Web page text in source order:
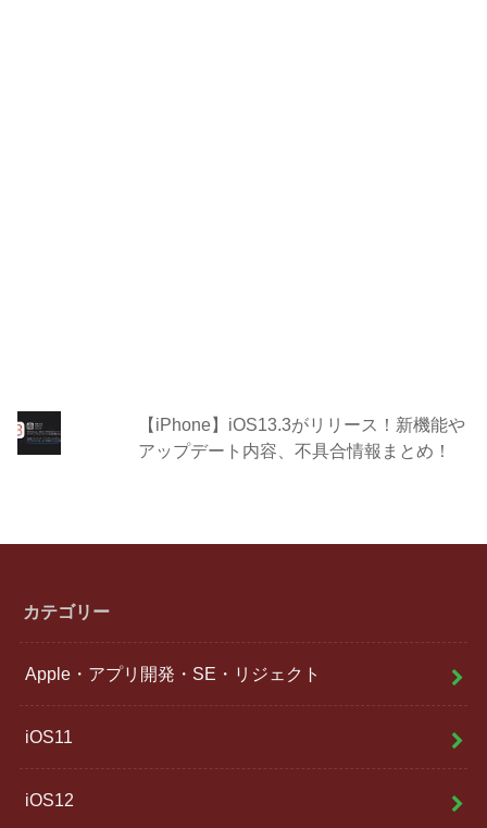
【iPhone】iOS13.3がリリース！新機能や
アップデート内容、不具合情報まとめ！
カテゴリー
Apple・アプリ開発・SE・リジェクト
iOS11
iOS12